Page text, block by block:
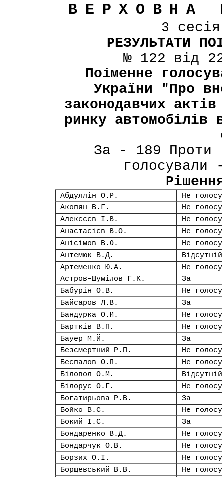
ВЕРХОВНА
3
РЕЗУЛЬТАТИ
№ 122 від
Поіменне
України "Про
законодавчих
ринку
За - 189 Проти
Абдуллін О.Р.
Не
Акопян В.Г.
Не
Алексєєв І.В.
Не
Анастасієв В.О.
Не
Анісімов В.О.
Не
Антемюк В.Д.
Відсутній
Артеменко Ю.А.
Не
Астров–Шумілов Г.К.
За
Бабурін О.В.
Не
Байсаров Л.В.
За
Бандурка О.М.
Не
Бартків В.П.
Не
Бауер М.Й.
За
Безсмертний Р.П.
Не
Беспалов О.П.
Не
Біловол О.М.
Відсутній
Білорус О.Г.
Не
Богатирьова Р.В.
За
Бойко В.С.
Не
Бокий І.С.
За
Бондаренко В.Д.
Не
Бондарчук О.В.
Не
Борзих О.І.
Не
Борщевський В.В.
Не